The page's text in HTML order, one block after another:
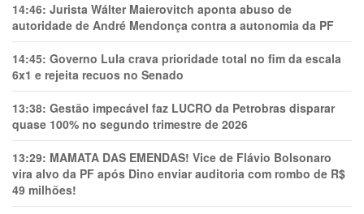
14:46: Jurista Wálter Maierovitch aponta abuso de
autoridade de André Mendonça contra a autonomia da PF
14:45: Governo Lula crava prioridade total no fim da escala
6x1 e rejeita recuos no Senado
13:38: Gestão impecável faz LUCRO da Petrobras disparar
quase 100% no segundo trimestre de 2026
13:29: MAMATA DAS EMENDAS! Vice de Flávio Bolsonaro
vira alvo da PF após Dino enviar auditoria com rombo de R$
49 milhões!